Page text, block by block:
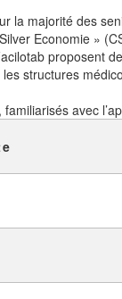
la majorité des
Economie »
proposent
structures
avec